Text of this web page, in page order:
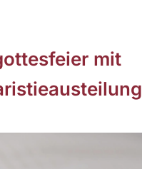
mit